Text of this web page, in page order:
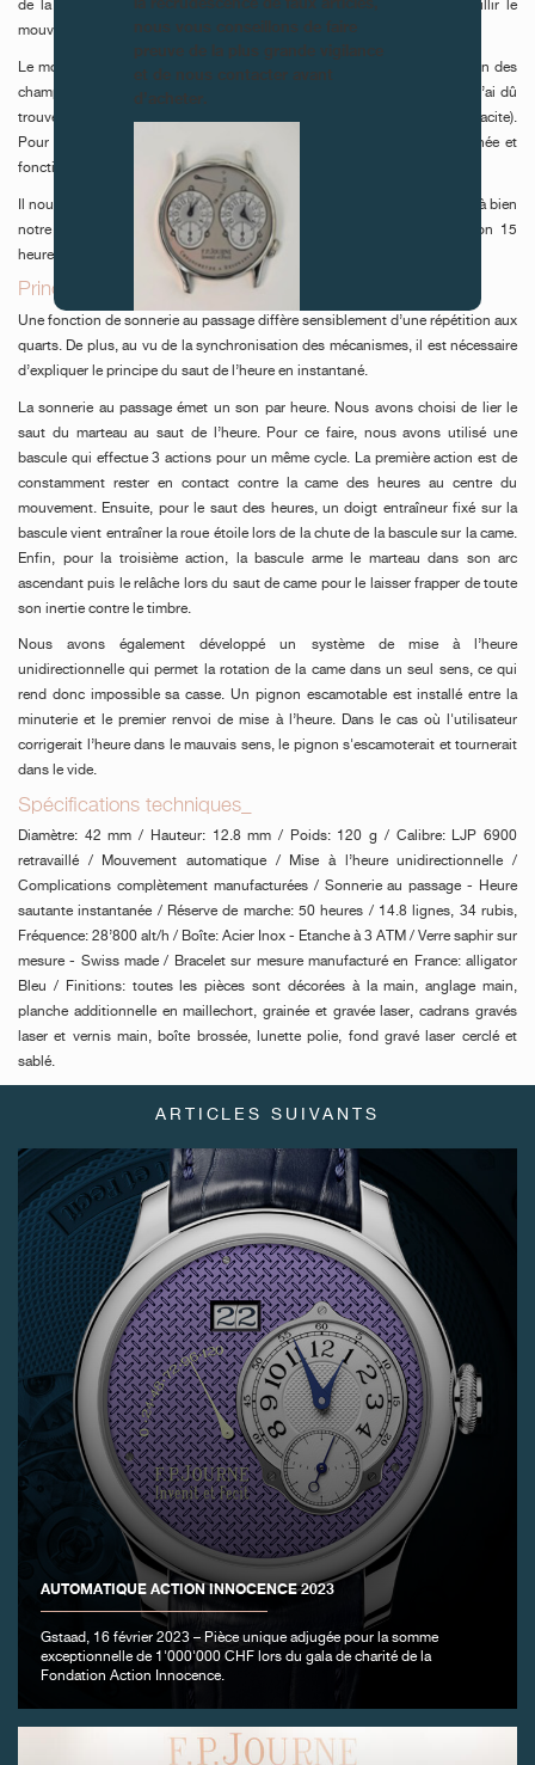
de la boîte en acier inox sur une machine traditionnelle afin d’accueillir le
mouvement à double complication.
Le mois de mai était réservé aux finitions. J’ai réalisé l'étirage au cabron des
champs des ponts, traits tirés des faces, sablage de la platine... Enfin, j’ai dû
trouver les fournisseurs pour réaliser la galvanoplastie (Ruthénium anthracite).
Pour finir, j’ai effectué le montage final afin de rendre la montre terminée et
fonctionnelle pour début juin.
Il nous a fallu près 8 mois et plus de 1200 heures de travail pour mener à bien
notre projet dans son intégralité. Le rythme était très soutenu (environ 15
heures par jour) sans aucune pause.
Principe de fonctionnement_
Une fonction de sonnerie au passage diffère sensiblement d’une répétition aux
quarts. De plus, au vu de la synchronisation des mécanismes, il est nécessaire
d’expliquer le principe du saut de l’heure en instantané.
La sonnerie au passage émet un son par heure. Nous avons choisi de lier le
saut du marteau au saut de l’heure. Pour ce faire, nous avons utilisé une
bascule qui effectue 3 actions pour un même cycle. La première action est de
constamment rester en contact contre la came des heures au centre du
mouvement. Ensuite, pour le saut des heures, un doigt entraîneur fixé sur la
bascule vient entraîner la roue étoile lors de la chute de la bascule sur la came.
Enfin, pour la troisième action, la bascule arme le marteau dans son arc
ascendant puis le relâche lors du saut de came pour le laisser frapper de toute
son inertie contre le timbre.
Nous avons également développé un système de mise à l’heure
unidirectionnelle qui permet la rotation de la came dans un seul sens, ce qui
rend donc impossible sa casse. Un pignon escamotable est installé entre la
minuterie et le premier renvoi de mise à l’heure. Dans le cas où l'utilisateur
corrigerait l’heure dans le mauvais sens, le pignon s'escamoterait et tournerait
dans le vide.
Spécifications techniques_
Diamètre: 42 mm / Hauteur: 12.8 mm / Poids: 120 g / Calibre: LJP 6900
retravaillé / Mouvement automatique / Mise à l’heure unidirectionnelle /
Complications complètement manufacturées / Sonnerie au passage - Heure
sautante instantanée / Réserve de marche: 50 heures / 14.8 lignes, 34 rubis,
Fréquence: 28’800 alt/h / Boîte: Acier Inox - Etanche à 3 ATM / Verre saphir sur
mesure - Swiss made / Bracelet sur mesure manufacturé en France: alligator
Bleu / Finitions: toutes les pièces sont décorées à la main, anglage main,
planche additionnelle en maillechort, grainée et gravée laser, cadrans gravés
laser et vernis main, boîte brossée, lunette polie, fond gravé laser cerclé et
sablé.
ARTICLES SUIVANTS
AUTOMATIQUE ACTION INNOCENCE 2023
Gstaad, 16 février 2023 – Pièce unique adjugée pour la somme
exceptionnelle de 1'000'000 CHF lors du gala de charité de la
Fondation Action Innocence.
nous vous conseillons de faire
preuve de la plus grande vigilance
et de nous contacter avant
d’acheter.
FAUX
FAUX
FAUX
FAUX